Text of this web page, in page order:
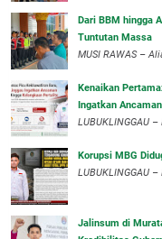
Dari BBM hingga
Tuntutan Massa
MUSI RAWAS –
‎Kenaikan
Ingatkan
‎LUBUKLINGGAU
Korupsi MBG
‎LUBUKLINGGAU
‎Jalinsum di